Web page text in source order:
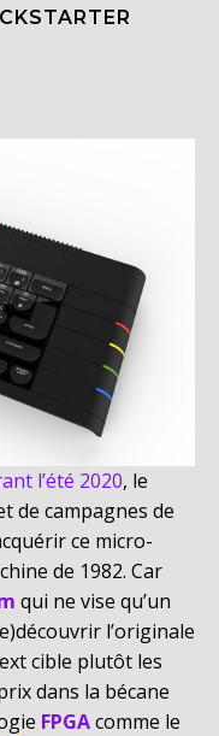
l’été 2020, le
de campagnes de
ce micro-
de 1982. Car
qui ne vise qu’un
l’originale
cible plutôt les
dans la bécane
FPGAcomme le